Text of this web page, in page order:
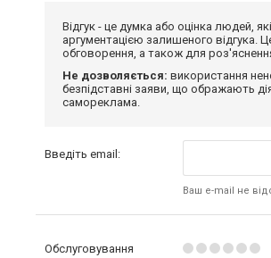
Відгук - це думка або оцінка людей,
аргументацією залишеного відгука.
обговорення, а також для
Не дозволяється: використання
безпідставні заяви, що ображають
самореклама.
Введіть email:
Ваш e-mail не
Обслуговування